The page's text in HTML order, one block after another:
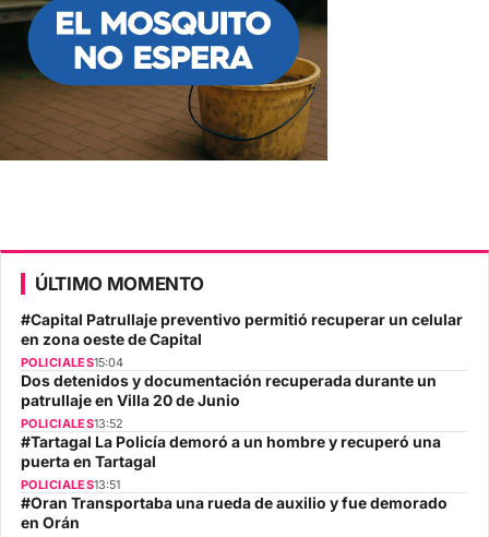
ÚLTIMO MOMENTO
#Capital Patrullaje preventivo permitió recuperar un celular
en zona oeste de Capital
POLICIALES15:04
Dos detenidos y documentación recuperada durante un
patrullaje en Villa 20 de Junio
POLICIALES13:52
#Tartagal La Policía demoró a un hombre y recuperó una
puerta en Tartagal
POLICIALES13:51
#Oran Transportaba una rueda de auxilio y fue demorado
en Orán